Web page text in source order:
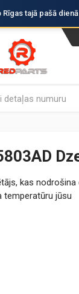
tajā pašā dienā
kas nodrošina
temperatūru jūsu